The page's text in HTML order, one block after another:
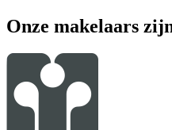
Onze makelaars